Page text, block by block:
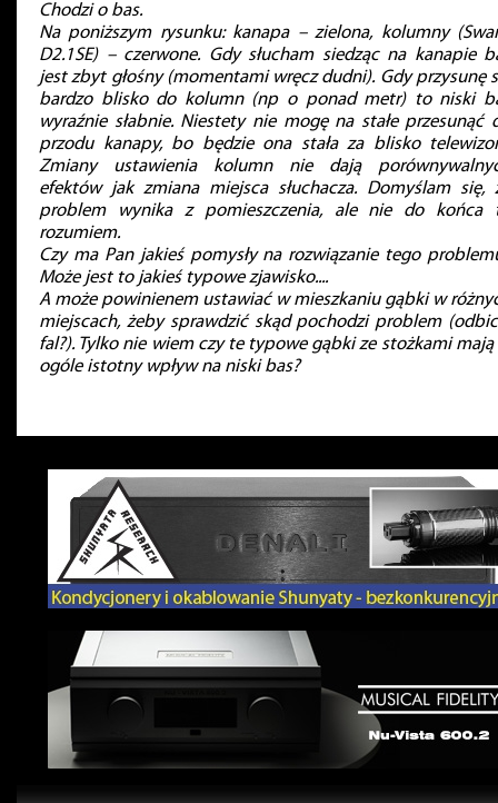
Chodzi o bas.
Na poniższym rysunku: kanapa – zielona, kolumny
D2.1SE) – czerwone. Gdy słucham siedząc na kanapie
jest zbyt głośny (momentami wręcz dudni). Gdy przysunę
bardzo blisko do kolumn (np o ponad metr) to niski
wyraźnie słabnie. Niestety nie mogę na stałe przesunąć
przodu kanapy, bo będzie ona stała za blisko
Zmiany ustawienia kolumn nie dają
efektów jak zmiana miejsca słuchacza. Domyślam się,
problem wynika z pomieszczenia, ale nie do końca
rozumiem.
Czy ma Pan jakieś pomysły na rozwiązanie tego
Może jest to jakieś typowe zjawisko....
A może powinienem ustawiać w mieszkaniu gąbki w
miejscach, żeby sprawdzić skąd pochodzi problem
fal?). Tylko nie wiem czy te typowe gąbki ze stożkami mają
ogóle istotny wpływ na niski bas?